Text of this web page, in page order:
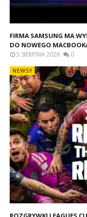
FIRMA SAMSUNG MA
DO NOWEGO
5 SIERPNIA 2026 0
NEWSY